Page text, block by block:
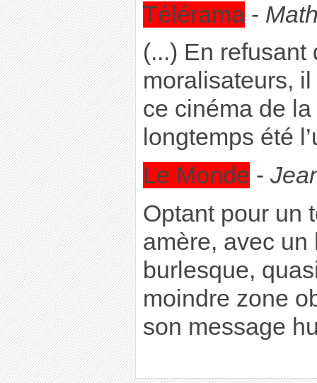
Télérama-
(...) En refusant
moralisateurs,
ce cinéma de
longtemps été
Le Monde -
Optant pour un
amère, avec
burlesque,
moindre zone
son message